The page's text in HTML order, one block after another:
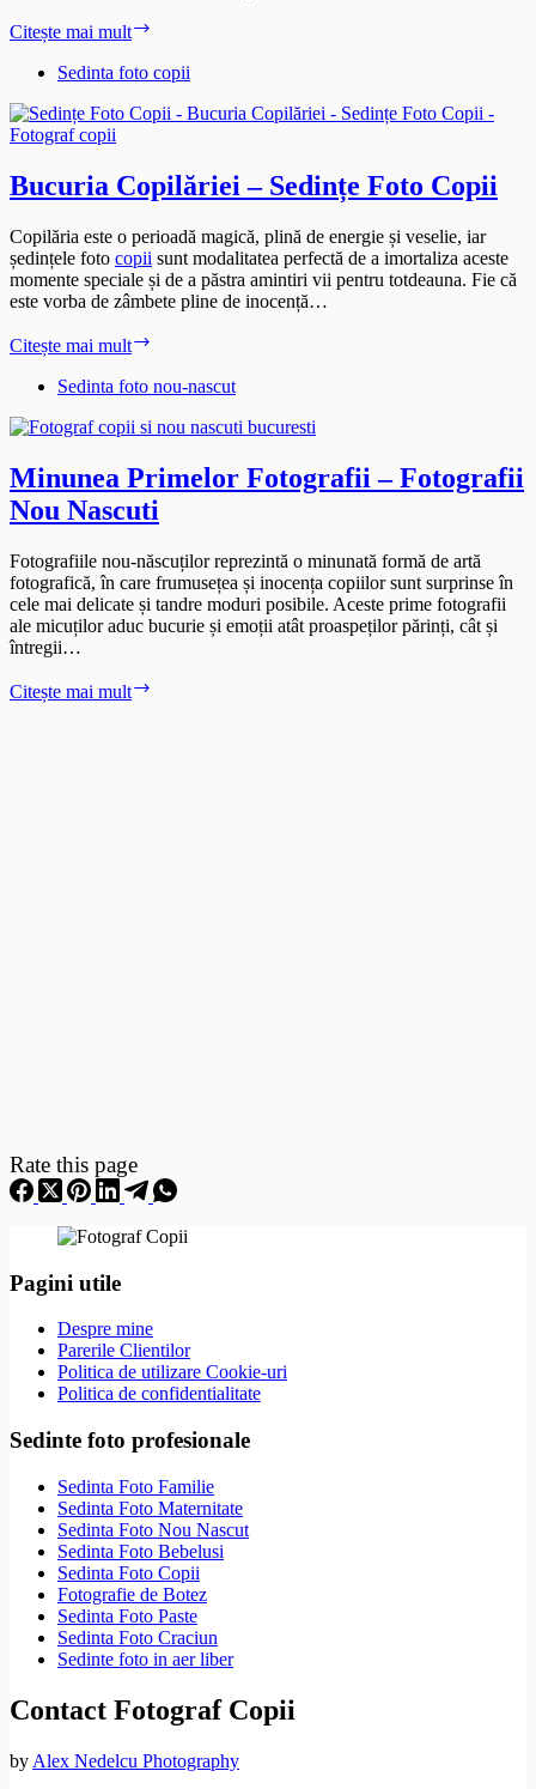
Citește mai mult
București
Îmbrățișând
Unice
Sedinta foto copii
Bucuria Copilăriei – Sedințe Foto Copii
Copilăria este o perioadă magică, plină de energie și veselie, iar
ședințele foto copii sunt modalitatea perfectă de a imortaliza aceste
momente speciale și de a păstra amintiri vii pentru totdeauna. Fie că
este vorba de zâmbete pline de inocență…
Citește mai mult
–
Foto
Sedinta foto nou-nascut
Minunea Primelor Fotografii – Fotografii
Nou Nascuti
Fotografiile nou-născuților reprezintă o minunată formă de artă
fotografică, în care frumusețea și inocența copiilor sunt surprinse în
cele mai delicate și tandre moduri posibile. Aceste prime fotografii
ale micuților aduc bucurie și emoții atât proaspeților părinți, cât și
întregii…
Citește mai mult
Rate this page
Pagini utile
Despre mine
Parerile Clientilor
Politica de utilizare Cookie-uri
Politica de confidentialitate
Sedinte foto profesionale
Sedinta Foto Familie
Sedinta Foto Maternitate
Sedinta Foto Nou Nascut
Sedinta Foto Bebelusi
Sedinta Foto Copii
Fotografie de Botez
Sedinta Foto Paste
Sedinta Foto Craciun
Sedinte foto in aer liber
Contact Fotograf Copii
by Alex Nedelcu Photography